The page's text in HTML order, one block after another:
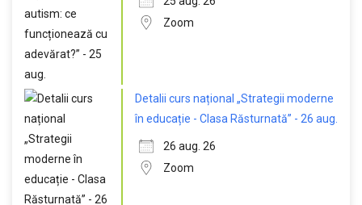
Zoom
Detalii curs național „Strategii moderne
în educație - Clasa Răsturnată” - 26 aug.
26 aug. 26
Zoom